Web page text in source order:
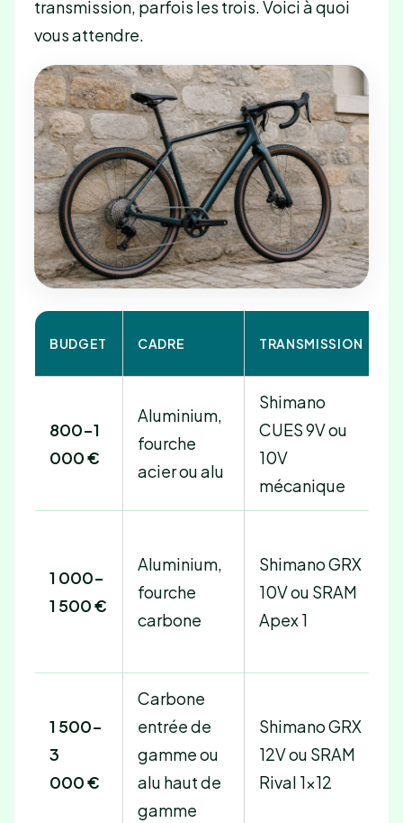
transmission, parfois les trois. Voici à quoi
vous attendre.
BUDGET CADRE TRANSMISSION
800-1
000 €
Aluminium,
fourche
acier ou alu
Shimano
CUES 9V ou
10V
mécanique
1 000-
1 500 €
Aluminium,
fourche
carbone
Shimano GRX
10V ou SRAM
Apex 1
1 500-
3
000 €
Carbone
entrée de
gamme ou
alu haut de
gamme
Shimano GRX
12V ou SRAM
Rival 1×12